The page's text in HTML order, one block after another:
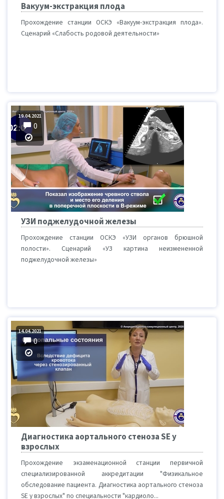
Вакуум-экстракция плода
Прохождение станции ОСКЭ «Вакуум-экстракция плода».
Сценарий «Слабость родовой деятельности»
19.04.2021
0
УЗИ поджелудочной железы
Прохождение станции ОСКЭ «УЗИ органов брюшной
полости». Сценарий «УЗ картина неизмененной
поджелудочной железы»
14.04.2021
0
Диагностика аортального стеноза SE у
взрослых
Прохождение экзаменационной станции первичной
специализированной аккредитации "Физикальное
обследование пациента. Диагностика аортального стеноза
SE у взрослых" по специальности "кардиоло...